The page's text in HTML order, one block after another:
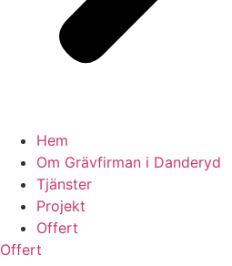
Hem
Om Grävfirman i Danderyd
Tjänster
Projekt
Offert
Offert